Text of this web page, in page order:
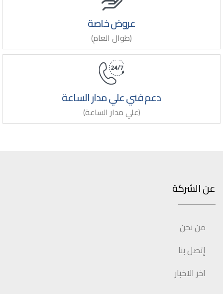
عروض خاصة
(طوال العام)
دعم فني علي مدار الساعة
(علي مدار الساعة)
عن الشركة
من نحن
إتصل بنا
اخر الاخبار